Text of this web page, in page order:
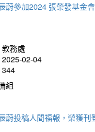
蔚參加2024 張榮發基金
務處
02-04
組
蔚投稿人間福報，榮獲刊